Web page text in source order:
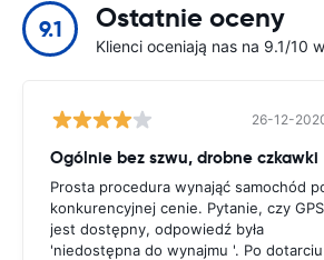
9.1 Ostatnie oceny
Klienci oceniają nas na 9.1/10
26-12-
Ogólnie bez szwu, drobne czkawki
Prosta procedura wynająć samochód
konkurencyjnej cenie. Pytanie, czy GPS
jest dostępny, odpowiedź była
'niedostępna do wynajmu '. Po dotarciu